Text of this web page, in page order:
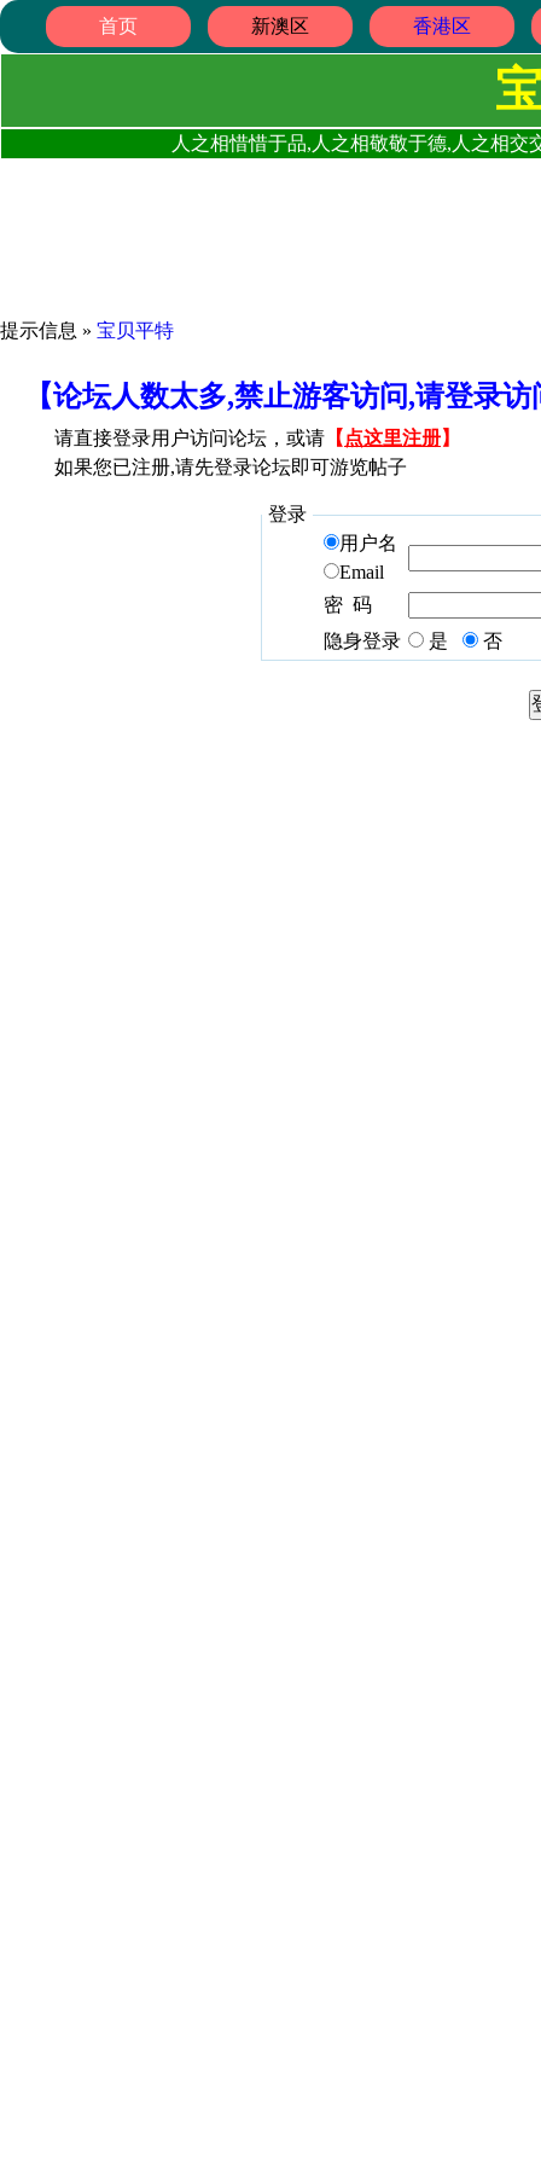
首页 新澳区 香港区
人之相惜惜于品,人之相敬敬于德,人之相
提示信息 » 宝贝平特
【论坛人数太多,禁止游客访问,请登录
请直接登录用户访问论坛，或请 【 点这里注册】
如果您已注册,请先登录论坛即可游览帖子
登录
用户名
Email
密 码
隐身登录
是 否